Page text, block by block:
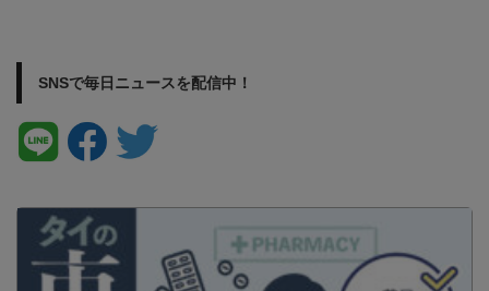
SNSで毎日ニュースを配信中！